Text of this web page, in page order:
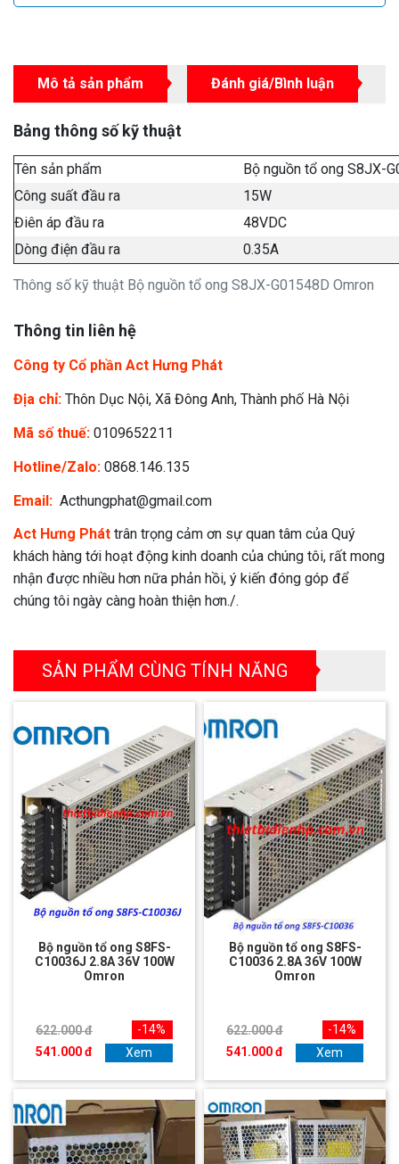
Mô tả sản phẩm Đánh giá/Bình luận
Bảng thông số kỹ thuật
Thông số kỹ thuật Bộ nguồn tổ ong S8JX-G01548D Omron
Tên sản phẩm
Bộ nguồn tổ ong S8JX-
Công suất đầu ra
15W
Điên áp đầu ra
48VDC
Dòng điện đầu ra
0.35A
Thông tin liên hệ
Công ty Cổ phần Act Hưng Phát
Địa chỉ: Thôn Dục Nội, Xã Đông Anh, Thành phố Hà Nội
Mã số thuế: 0109652211
Hotline/Zalo: 0868.146.135
Email: Acthungphat@gmail.com
Act Hưng Phát trân trọng cảm ơn sự quan tâm của Quý
khách hàng tới hoạt động kinh doanh của chúng tôi, rất mong
nhận được nhiều hơn nữa phản hồi, ý kiến đóng góp để
chúng tôi ngày càng hoàn thiện hơn./.
SẢN PHẨM CÙNG TÍNH NĂNG
Bộ nguồn tổ ong S8FS-
C10036J 2.8A 36V 100W
Omron
622.000 đ
541.000 đ
-14%
Xem
Bộ nguồn tổ ong S8FS-
C10036 2.8A 36V 100W
Omron
622.000 đ
541.000 đ
-14%
Xem